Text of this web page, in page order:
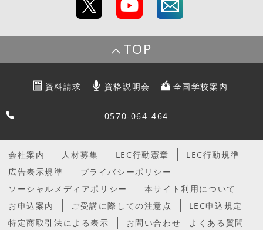
TOP
資料請求 資格説明会 全国学校案内
0570-064-464
会社案内 人材募集 LEC行動憲章
LEC行動規準
広告表示規準
プライバシーポリシー
ソーシャルメディアポリシー
本サイト利用について
お申込案内
ご受講に際しての注意点
LEC申込規定
特定商取引法による表示
お問い合わせ よくある質問